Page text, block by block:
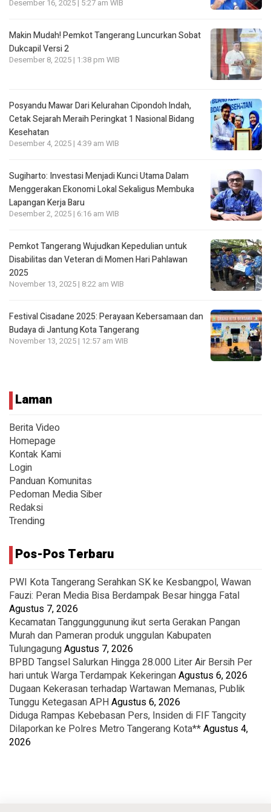
Desember 16, 2025 | 5:27 am WIB
Makin Mudah! Pemkot Tangerang Luncurkan Sobat
Dukcapil Versi 2
Desember 8, 2025 | 1:38 pm WIB
Posyandu Mawar Dari Kelurahan Cipondoh lndah,
Cetak Sejarah Meraih Peringkat 1 Nasional Bidang
Kesehatan
Desember 4, 2025 | 4:39 am WIB
Sugiharto: Investasi Menjadi Kunci Utama Dalam
Menggerakan Ekonomi Lokal Sekaligus Membuka
Lapangan Kerja Baru
Desember 2, 2025 | 6:16 am WIB
Pemkot Tangerang Wujudkan Kepedulian untuk
Disabilitas dan Veteran di Momen Hari Pahlawan
2025
November 13, 2025 | 8:22 am WIB
Festival Cisadane 2025: Perayaan Kebersamaan dan
Budaya di Jantung Kota Tangerang
November 13, 2025 | 12:57 am WIB
Laman
Berita Video
Homepage
Kontak Kami
Login
Panduan Komunitas
Pedoman Media Siber
Redaksi
Trending
Pos-Pos Terbaru
PWI Kota Tangerang Serahkan SK ke Kesbangpol, Wawan
Fauzi: Peran Media Bisa Berdampak Besar hingga Fatal
Agustus 7, 2026
Kecamatan Tanggunggunung ikut serta Gerakan Pangan
Murah dan Pameran produk unggulan Kabupaten
TulungagungAgustus 7, 2026
BPBD Tangsel Salurkan Hingga 28.000 Liter Air Bersih Per
hari untuk Warga Terdampak KekeringanAgustus 6, 2026
Dugaan Kekerasan terhadap Wartawan Memanas, Publik
Tunggu Ketegasan APHAgustus 6, 2026
Diduga Rampas Kebebasan Pers, Insiden di FIF Tangcity
Dilaporkan ke Polres Metro Tangerang Kota**Agustus 4,
2026